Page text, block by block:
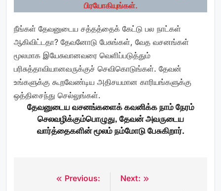
பிரயோகியுங்கள்.
நீங்கள் தேவனுடைய சத்தத்தைக் கேட்டு பல நாட்கள்
ஆகிவிட்டதா? தேவனோடு பேசுங்கள், வேத வசனங்கள்
மூலமாக இயேசுவானவரை வெளிப்படுத்தும்
பரிசுத்தாவியானவருக்குச் செவிகொடுங்கள். தேவன்
உங்களுக்கு கூறவேண்டிய அதிசயமான காரியங்களுக்கு
ஒத்திசைந்து செல்லுங்கள்.
தேவனுடைய வசனங்களைக் கவனிக்க நாம் நேரம்
செலவழிக்கும்பொழுது, தேவன் அவருடைய
வார்த்தைகளின் மூலம் நம்மோடு பேசுகிறார்.
Previous:
Next: